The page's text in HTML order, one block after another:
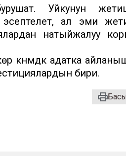
Уйкунун
ал эми
натыйжалуу
күнүмдүк адатка
бири.